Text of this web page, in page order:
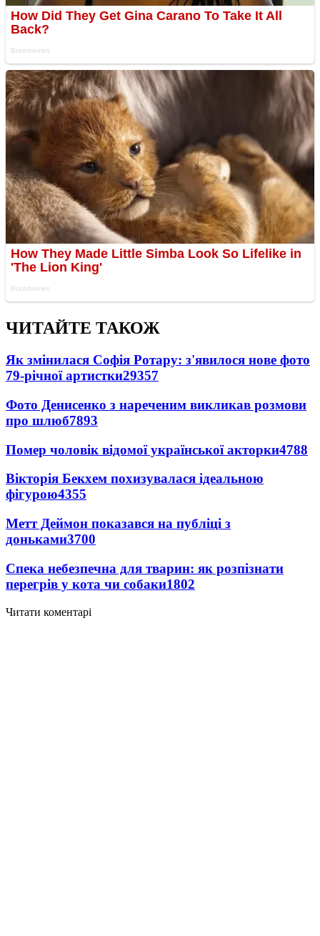
ЧИТАЙТЕ ТАКОЖ
Як змінилася Софія Ротару: з'явилося нове фото
79-річної артистки29357
Фото Денисенко з нареченим викликав розмови
про шлюб7893
Помер чоловік відомої української акторки4788
Вікторія Бекхем похизувалася ідеальною
фігурою4355
Метт Деймон показався на публіці з
доньками3700
Спека небезпечна для тварин: як розпізнати
перегрів у кота чи собаки1802
Читати коментарі